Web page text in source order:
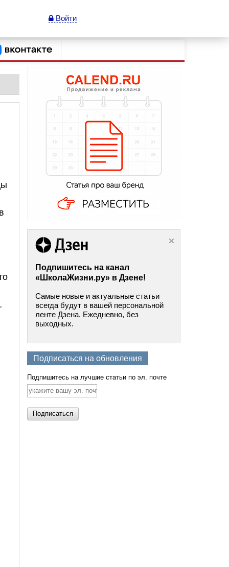
Войти
Подпишитесь на канал
«ШколаЖизни.ру» в Дзене!
Самые новые и актуальные статьи
всегда будут в вашей персональной
ленте Дзена. Ежедневно, без
выходных.
Подписаться на обновления
Подпишитесь на лучшие статьи по эл. почте